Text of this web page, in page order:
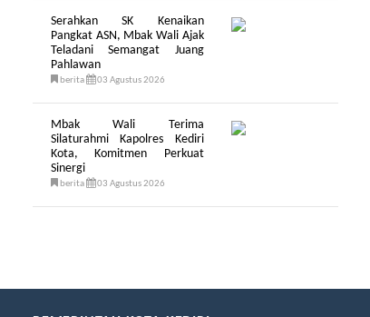
Serahkan SK Kenaikan
Pangkat ASN, Mbak Wali Ajak
Teladani Semangat Juang
Pahlawan
berita 03 Agustus 2026
Mbak Wali Terima
Silaturahmi Kapolres Kediri
Kota, Komitmen Perkuat
Sinergi
berita 03 Agustus 2026